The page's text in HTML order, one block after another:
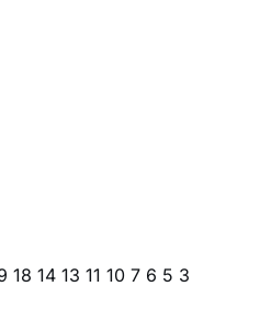
18 14 13 11 10 7 6 5 3